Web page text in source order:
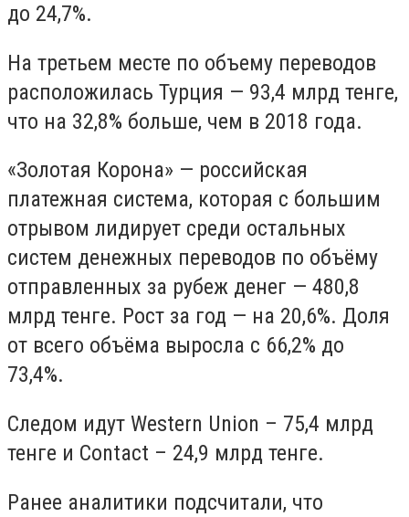
до 24,7%.
На третьем месте по объему переводов
расположилась Турция — 93,4 млрд тенге,
что на 32,8% больше, чем в 2018 года.
«Золотая Корона» — российская
платежная система, которая с большим
отрывом лидирует среди остальных
систем денежных переводов по объёму
отправленных за рубеж денег — 480,8
млрд тенге. Рост за год — на 20,6%. Доля
от всего объёма выросла с 66,2% до
73,4%.
Следом идут Western Union – 75,4 млрд
тенге и Contact – 24,9 млрд тенге.
Ранее аналитики подсчитали, что